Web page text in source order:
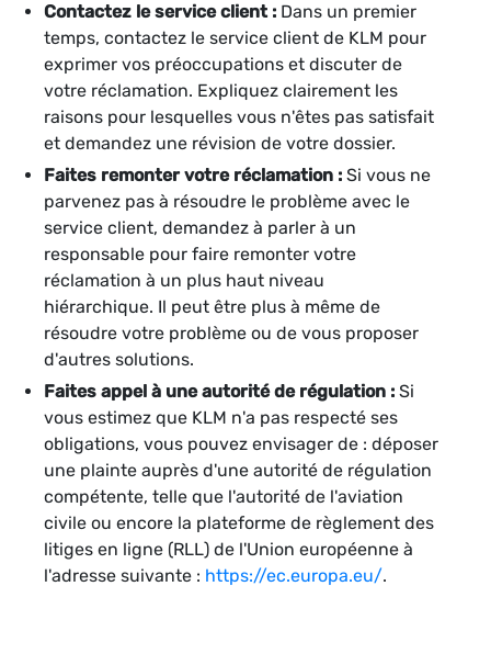
Contactez le service client : Dans un premier
temps, contactez le service client de KLM pour
exprimer vos préoccupations et discuter de
votre réclamation. Expliquez clairement les
raisons pour lesquelles vous n'êtes pas satisfait
et demandez une révision de votre dossier.
Faites remonter votre réclamation : Si vous ne
parvenez pas à résoudre le problème avec le
service client, demandez à parler à un
responsable pour faire remonter votre
réclamation à un plus haut niveau
hiérarchique. Il peut être plus à même de
résoudre votre problème ou de vous proposer
d'autres solutions.
Faites appel à une autorité de régulation : Si
vous estimez que KLM n'a pas respecté ses
obligations, vous pouvez envisager de : déposer
une plainte auprès d'une autorité de régulation
compétente, telle que l'autorité de l'aviation
civile ou encore la plateforme de règlement des
litiges en ligne (RLL) de l'Union européenne à
l'adresse suivante : https://ec.europa.eu/.